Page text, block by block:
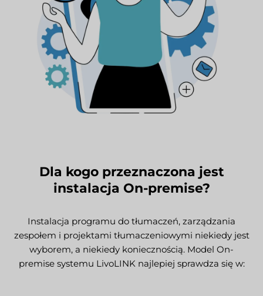
Dla kogo przeznaczona jest
instalacja On-premise?
Instalacja programu do tłumaczeń, zarządzania
zespołem i projektami tłumaczeniowymi niekiedy jest
wyborem, a niekiedy koniecznością. Model On-
premise systemu LivoLINK najlepiej sprawdza się w: